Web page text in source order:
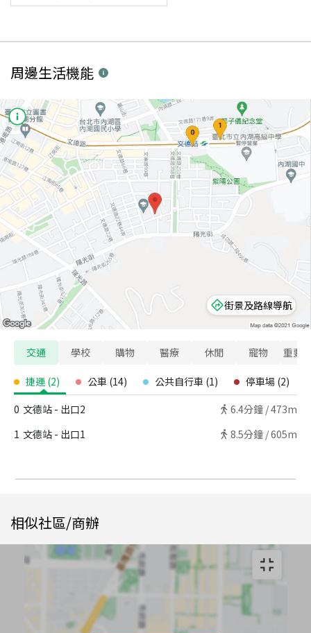
周邊生活機能
街景及路線導航
交通 學校 購物 醫療 休閒 寵物 重要
捷運 (2) 公車 (14) 公共自行車 (1) 停車場 (2)
0 文德站 - 出口2 6.4分鐘 /473m
1 文德站 - 出口1 8.5分鐘 /605m
相似社區/商辦